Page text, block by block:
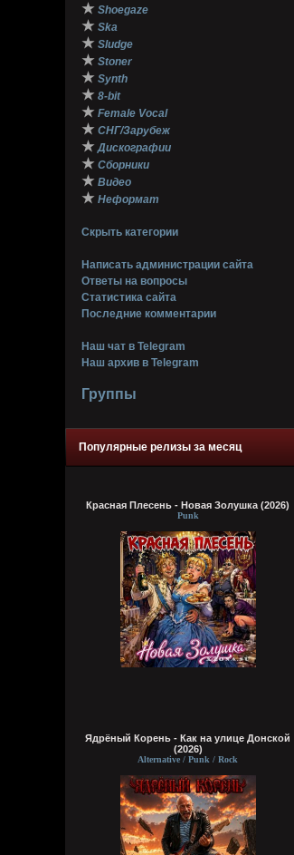
★ Shoegaze
★ Ska
★ Sludge
★ Stoner
★ Synth
★ 8-bit
★ Female Vocal
★ СНГ/Зарубеж
★ Дискографии
★ Сборники
★ Видео
★ Неформат
Скрыть категории
Написать администрации сайта
Ответы на вопросы
Статистика сайта
Последние комментарии
Наш чат в Telegram
Наш архив в Telegram
Группы
Популярные релизы за месяц
Красная Плесень - Новая Золушка (2026)
Punk
Ядрёный Корень - Как на улице Донской
(2026)
Alternative / Punk / Rock